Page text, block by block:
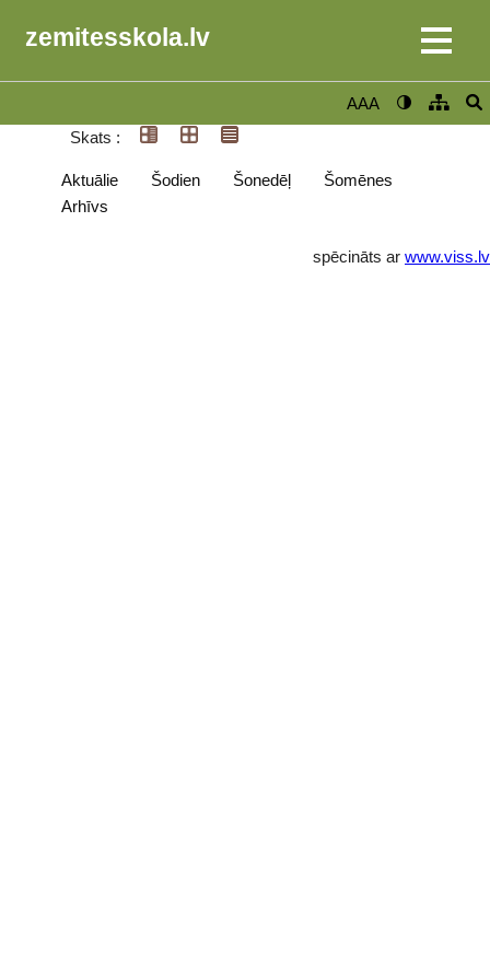
zemitesskola.lv
AAA
Skats :
Aktuālie Šodien Šonedēļ
Šomēnes
Arhīvs
spēcināts ar www.viss.lv